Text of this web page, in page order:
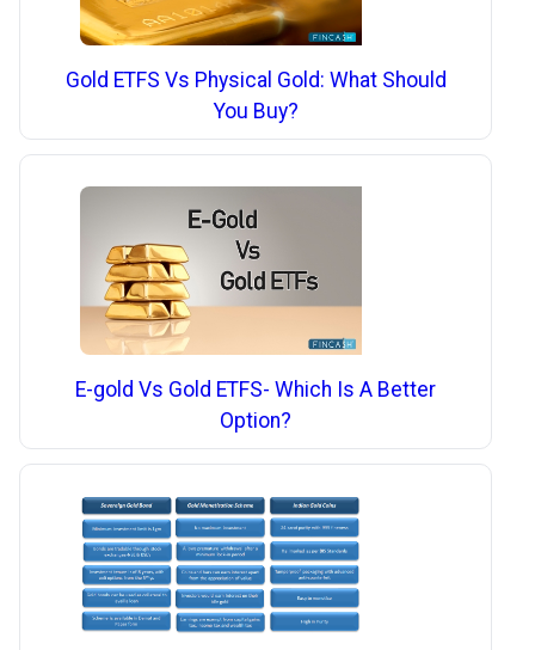
Gold ETFS Vs Physical Gold: What Should
You Buy?
E-gold Vs Gold ETFS- Which Is A Better
Option?